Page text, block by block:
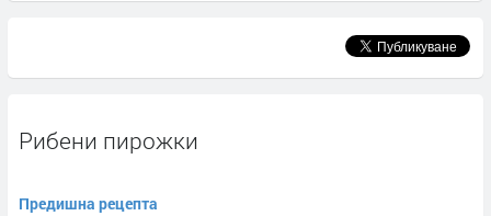
Рибени пирожки
Предишна рецепта